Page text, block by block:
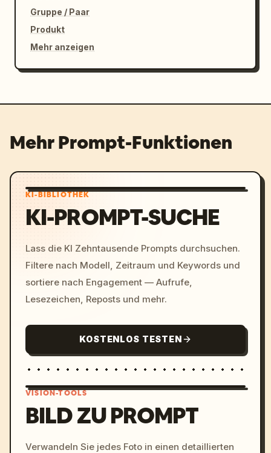
Gruppe / Paar
Produkt
Mehr anzeigen
Mehr Prompt-Funktionen
KI-BIBLIOTHEK
KI-PROMPT-SUCHE
Lass die KI Zehntausende Prompts durchsuchen.
Filtere nach Modell, Zeitraum und Keywords und
sortiere nach Engagement — Aufrufe,
Lesezeichen, Reposts und mehr.
KOSTENLOS TESTEN
c, cyberpunk sunset, neon
VISION-TOOLS
BILD ZU PROMPT
Verwandeln Sie jedes Foto in einen detaillierten